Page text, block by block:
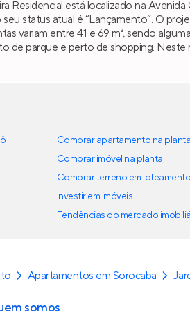
Residencial está localizado na
seu status atual é “Lançamento”. O
variam entre 41 e 69 m², sendo
de parque e perto de shopping. Neste
Comprar apartamento na planta
Comprar imóvel na planta
Comprar terreno em loteamento
Investir em imóveis
Tendências do mercado
Apartamentos em Sorocaba